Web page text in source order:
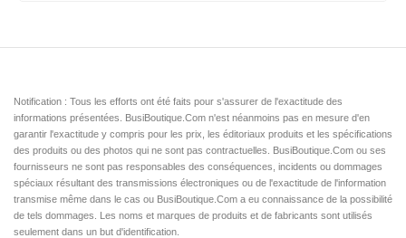
Notification : Tous les efforts ont été faits pour s'assurer de l'exactitude des
informations présentées. BusiBoutique.Com n'est néanmoins pas en mesure d'en
garantir l'exactitude y compris pour les prix, les éditoriaux produits et les spécifications
des produits ou des photos qui ne sont pas contractuelles. BusiBoutique.Com ou ses
fournisseurs ne sont pas responsables des conséquences, incidents ou dommages
spéciaux résultant des transmissions électroniques ou de l'exactitude de l'information
transmise même dans le cas ou BusiBoutique.Com a eu connaissance de la possibilité
de tels dommages. Les noms et marques de produits et de fabricants sont utilisés
seulement dans un but d'identification.